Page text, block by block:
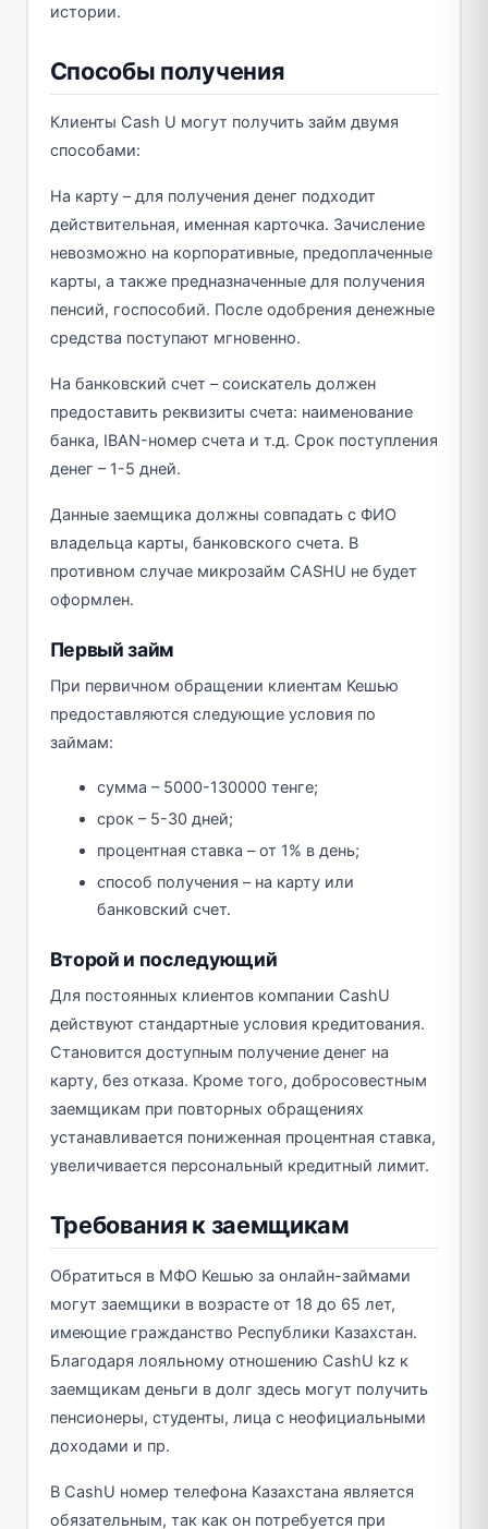
истории.
Способы получения
Клиенты Cash U могут получить займ двумя
способами:
На карту – для получения денег подходит
действительная, именная карточка. Зачисление
невозможно на корпоративные, предоплаченные
карты, а также предназначенные для получения
пенсий, госпособий. После одобрения денежные
средства поступают мгновенно.
На банковский счет – соискатель должен
предоставить реквизиты счета: наименование
банка, IBAN-номер счета и т.д. Срок поступления
денег – 1-5 дней.
Данные заемщика должны совпадать с ФИО
владельца карты, банковского счета. В
противном случае микрозайм CASHU не будет
оформлен.
Первый займ
При первичном обращении клиентам Кешью
предоставляются следующие условия по
займам:
сумма – 5000-130000 тенге;
срок – 5-30 дней;
процентная ставка – от 1% в день;
способ получения – на карту или
банковский счет.
Второй и последующий
Для постоянных клиентов компании CashU
действуют стандартные условия кредитования.
Становится доступным получение денег на
карту, без отказа. Кроме того, добросовестным
заемщикам при повторных обращениях
устанавливается пониженная процентная ставка,
увеличивается персональный кредитный лимит.
Требования к заемщикам
Обратиться в МФО Кешью за онлайн-займами
могут заемщики в возрасте от 18 до 65 лет,
имеющие гражданство Республики Казахстан.
Благодаря лояльному отношению CashU kz к
заемщикам деньги в долг здесь могут получить
пенсионеры, студенты, лица с неофициальными
доходами и пр.
В CashU номер телефона Казахстана является
обязательным, так как он потребуется при